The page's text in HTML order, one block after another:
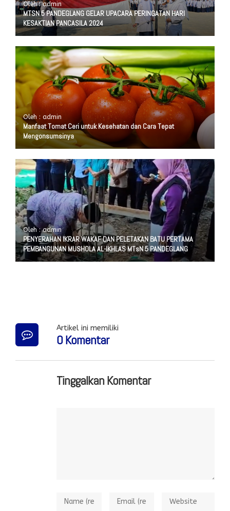
Oleh : admin
MTSN 5 PANDEGLANG GELAR UPACARA PERINGATAN HARI
KESAKTIAN PANCASILA 2024
Oleh : admin
Manfaat Tomat Ceri untuk Kesehatan dan Cara Tepat
Mengonsumsinya
Oleh : admin
PENYERAHAN IKRAR WAKAF DAN PELETAKAN BATU PERTAMA
PEMBANGUNAN MUSHOLA AL-IKHLAS MTsN 5 PANDEGLANG
Artikel ini memiliki
0 Komentar
Tinggalkan Komentar